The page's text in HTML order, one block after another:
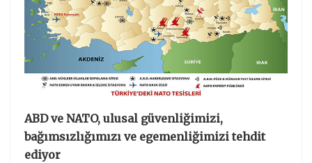
ABD ve NATO, ulusal güvenliğimizi,
bağımsızlığımızı ve egemenliğimizi tehdit
ediyor